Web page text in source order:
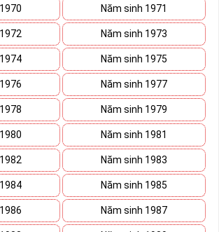
đi vào những dãy số yêu thích hơn.
Năm sinh 1971
Năm sinh 1973
Năm sinh 1975
Năm sinh 1977
Năm sinh 1979
Năm sinh 1981
Năm sinh 1983
Năm sinh 1985
Năm sinh 1987